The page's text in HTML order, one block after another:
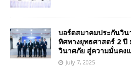
บอร์ดสมาคมประกันวิ
ทิศทางยุทธศาสตร์ 2 ปี
วินาศภัย สู่ความมั่นคง
July 7, 2025